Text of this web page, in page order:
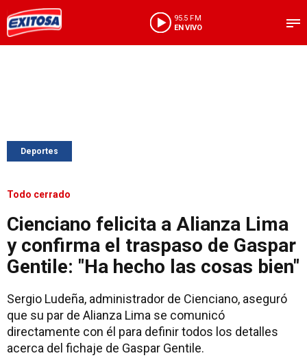
95.5 FM
EN VIVO
Deportes
Todo cerrado
Cienciano felicita a Alianza Lima
y confirma el traspaso de Gaspar
Gentile: "Ha hecho las cosas bien"
Sergio Ludeña, administrador de Cienciano, aseguró
que su par de Alianza Lima se comunicó
directamente con él para definir todos los detalles
acerca del fichaje de Gaspar Gentile.